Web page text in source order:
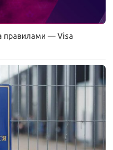
правилами — Visa